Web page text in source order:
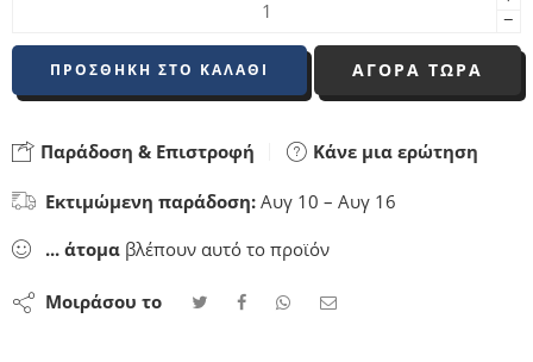
−
ΠΡΟΣΘΉΚΗ ΣΤΟ ΚΑΛΆΘΙ ΑΓΟΡΑ ΤΩΡΑ
Παράδοση & Επιστροφή Κάνε μια ερώτηση
Εκτιμώμενη παράδοση: Αυγ 10 – Αυγ 16
... άτομα βλέπουν αυτό το προϊόν
Μοιράσου το